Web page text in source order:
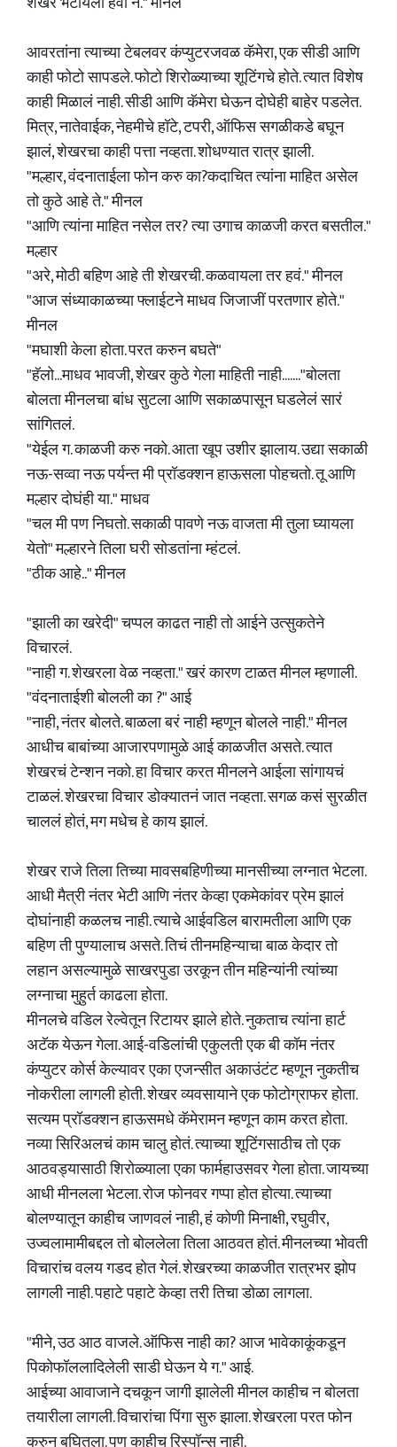
आवरतांना त्याच्या टेबलवर कंप्युटरजवळ कॅमेरा, एक सीडी आणि
काही फोटो सापडले. फोटो शिरोळ्याच्या शूटिंगचे होते. त्यात विशेष
काही मिळालं नाही. सीडी आणि कॅमेरा घेऊन दोघेही बाहेर पडलेत.
मित्र, नातेवाईक, नेहमीचे हॉटे, टपरी, ऑफिस सगळीकडे बघून
झालं, शेखरचा काही पत्ता नव्हता. शोधण्यात रात्र झाली.
"मल्हार, वंदनाताईला फोन करु का?कदाचित त्यांना माहित असेल
तो कुठे आहे ते." मीनल
"आणि त्यांना माहित नसेल तर? त्या उगाच काळजी करत बसतील."
मल्हार
"अरे, मोठी बहिण आहे ती शेखरची. कळवायला तर हवं." मीनल
"आज संध्याकाळच्या फ्लाईटने माधव जिजाजीं परतणार होते."
मीनल
"मघाशी केला होता. परत करुन बघते"
"हॅलो...माधव भावजी, शेखर कुठे गेला माहिती नाही......."बोलता
बोलता मीनलचा बांध सुटला आणि सकाळपासून घडलेलं सारं
सांगितलं.
"येईल ग. काळजी करु नको. आता खूप उशीर झालाय. उद्या सकाळी
नऊ-सव्वा नऊ पर्यन्त मी प्रॉडक्शन हाऊसला पोहचतो. तू आणि
मल्हार दोघंही या." माधव
"चल मी पण निघतो. सकाळी पावणे नऊ वाजता मी तुला घ्यायला
येतो" मल्हारने तिला घरी सोडतांना म्हंटलं.
"ठीक आहे.." मीनल
"झाली का खरेदी" चप्पल काढत नाही तो आईने उत्सुकतेने
विचारलं.
"नाही ग. शेखरला वेळ नव्हता." खरं कारण टाळत मीनल म्हणाली.
"वंदनाताईशी बोलली का ?" आई
"नाही, नंतर बोलते. बाळला बरं नाही म्हणून बोलले नाही." मीनल
आधीच बाबांच्या आजारपणामुळे आई काळजीत असते. त्यात
शेखरचं टेन्शन नको. हा विचार करत मीनलने आईला सांगायचं
टाळलं. शेखरचा विचार डोक्यातनं जात नव्हता. सगळ कसं सुरळीत
चाललं होतं, मग मधेच हे काय झालं.
शेखर राजे तिला तिच्या मावसबहिणीच्या मानसीच्या लग्नात भेटला.
आधी मैत्री नंतर भेटी आणि नंतर केव्हा एकमेकांवर प्रेम झालं
दोघांनाही कळलच नाही. त्याचे आईवडिल बारामतीला आणि एक
बहिण ती पुण्यालाच असते. तिचं तीनमहिन्याचा बाळ केदार तो
लहान असल्यामुळे साखरपुडा उरकून तीन महिन्यांनी त्यांच्या
लग्नाचा मुहुर्त काढला होता.
मीनलचे वडिल रेल्वेतून रिटायर झाले होते. नुकताच त्यांना हार्ट
अटॅक येऊन गेला. आई-वडिलांची एकुलती एक बी कॉम नंतर
कंप्युटर कोर्स केल्यावर एका एजन्सीत अकाउंटंट म्हणून नुकतीच
नोकरीला लागली होती. शेखर व्यवसायाने एक फोटोग्राफर होता.
सत्यम प्रॉडक्शन हाऊसमधे कॅमेरामन म्हणून काम करत होता.
नव्या सिरिअलचं काम चालु होतं. त्याच्या शूटिंगसाठीच तो एक
आठवड्यासाठी शिरोळ्याला एका फार्महाउसवर गेला होता. जायच्या
आधी मीनलला भेटला. रोज फोनवर गप्पा होत होत्या. त्याच्या
बोलण्यातून काहीच जाणवलं नाही, हं कोणी मिनाक्षी, रघुवीर,
उज्वलामामीबद्दल तो बोललेला तिला आठवत होतं. मीनलच्या भोवती
विचारांच वलय गडद होत गेलं. शेखरच्या काळजीत रात्रभर झोप
लागली नाही. पहाटे पहाटे केव्हा तरी तिचा डोळा लागला.
"मीने, उठ आठ वाजले. ऑफिस नाही का? आज भावेकाकूंकडून
पिकोफॉललादिलेली साडी घेऊन ये ग." आई.
आईच्या आवाजाने दचकून जागी झालेली मीनल काहीच न बोलता
तयारीला लागली. विचारांचा पिंगा सुरु झाला. शेखरला परत फोन